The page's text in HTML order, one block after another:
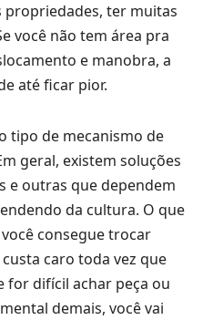
propriedades, ter muitas
você não tem área pra
e manobra, a
até ficar pior.
tipo de mecanismo de
geral, existem soluções
e outras que dependem
da cultura. O que
consegue trocar
caro toda vez que
for difícil achar peça ou
demais, você vai